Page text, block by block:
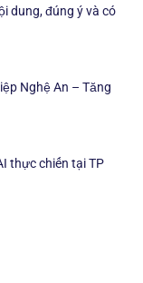
dung, đúng ý và có
Nghệ An – Tăng
thực chiến tại TP